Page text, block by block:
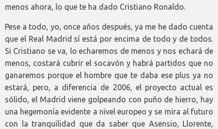
menos ahora, lo que te ha dado Cristiano Ronaldo.
Pese a todo, yo, once años después, ya me he dado cuenta
que el Real Madrid sí está por encima de todo y de todos.
Si Cristiano se va, lo echaremos de menos y nos echará de
menos, costará cubrir el socavón y habrá partidos que no
ganaremos porque el hombre que te daba ese plus ya no
estará, pero, a diferencia de 2006, el proyecto actual es
sólido, el Madrid viene golpeando con puño de hierro, hay
una hegemonía evidente a nivel europeo y se mira al futuro
con la tranquilidad que da saber que Asensio, Llorente,